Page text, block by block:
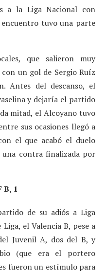
a la Liga Nacional con
tuvo una parte
que salieron muy
un gol de Sergio Ruíz
Antes del descanso, el
y dejaría el partido
mitad, el Alcoyano tuvo
sus ocasiones llegó a
el que acabó el duelo
contra finalizada por
B, 1
de su adiós a Liga
el Valencia B, pese a
Juvenil A, dos del B, y
(que era el portero
fueron un estímulo para